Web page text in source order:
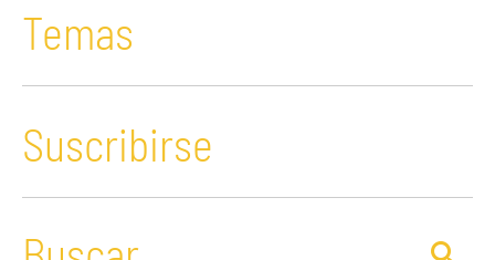
Temas
Suscribirse